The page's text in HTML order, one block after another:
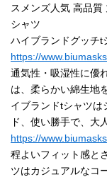
スメンズ人気 高品
シャツ
ハイブランドグッチt
https://
通気性・吸湿性に優
は、柔らかい綿生地
イブランドtシャツは
ド、使い勝手で、大
https://
程よいフィット感と
ツはカジュアルなコ